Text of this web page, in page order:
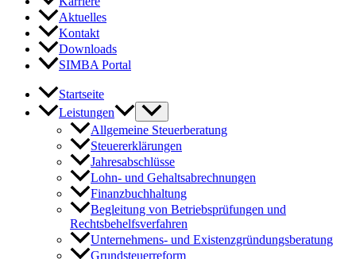
Aktuelles
Kontakt
Downloads
SIMBA Portal
Startseite
Leistungen
Allgemeine Steuerberatung
Steuererklärungen
Jahresabschlüsse
Lohn- und Gehaltsabrechnungen
Finanzbuchhaltung
Begleitung von Betriebsprüfungen und
Rechtsbehelfsverfahren
Unternehmens- und Existenzgründungsberatung
Grundsteuerreform